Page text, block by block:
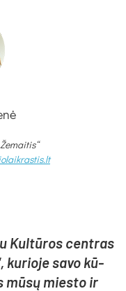
Kul­tū­ros cent­ras
ku­rio­je sa­vo kū­
mū­sų mies­to ir